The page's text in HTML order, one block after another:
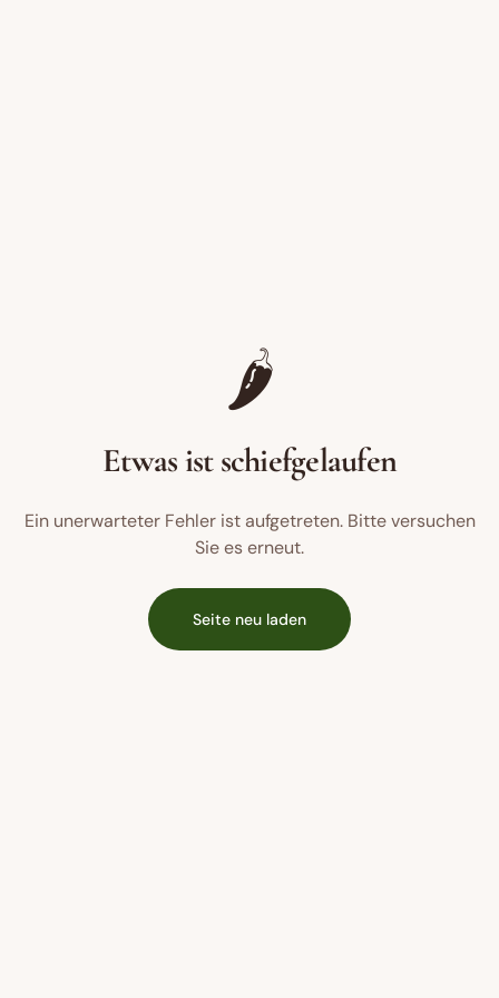
🌶️
Etwas ist schiefgelaufen
Ein unerwarteter Fehler ist aufgetreten. Bitte versuchen
Sie es erneut.
Seite neu laden